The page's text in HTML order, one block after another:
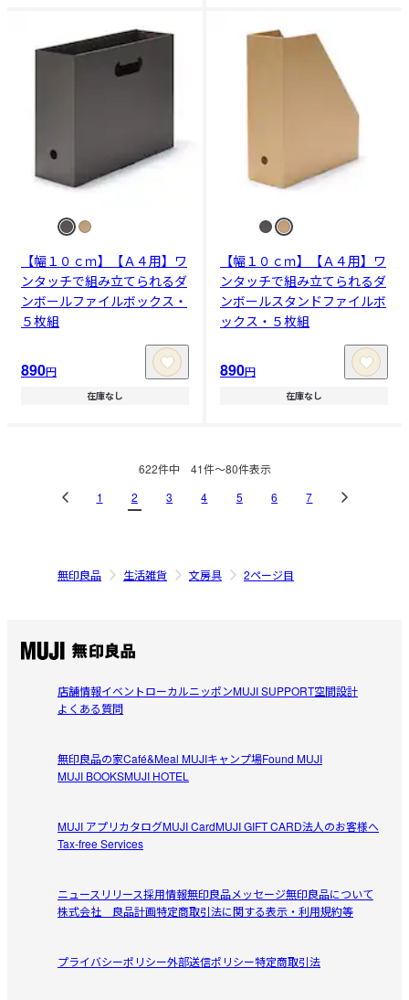
【幅１０ｃｍ】【Ａ４用】ワ
ンタッチで組み立てられるダ
ンボールファイルボックス・
５枚組
890円
在庫なし
【幅１０ｃｍ】【Ａ４用】ワ
ンタッチで組み立てられるダ
ンボールスタンドファイルボ
ックス・５枚組
890円
在庫なし
622件中 41件〜80件表示
1
2 3 4 5 6 7
無印良品 生活雑貨 文房具 2ページ目
店舗情報イベントローカルニッポンMUJI SUPPORT空間設計
よくある質問
無印良品の家Café&Meal MUJIキャンプ場Found MUJI
MUJI BOOKSMUJI HOTEL
MUJI アプリカタログMUJI CardMUJI GIFT CARD法人のお客様へ
Tax-free Services
ニュースリリース採用情報無印良品メッセージ無印良品について
株式会社 良品計画特定商取引法に関する表示・利用規約等
プライバシーポリシー外部送信ポリシー特定商取引法